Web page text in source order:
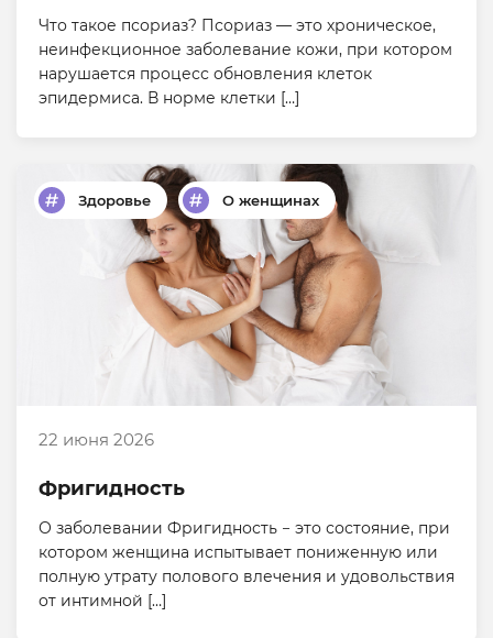
Что такое псориаз? Псориаз — это хроническое,
неинфекционное заболевание кожи, при котором
нарушается процесс обновления клеток
эпидермиса. В норме клетки […]
Здоровье О женщинах
22 июня 2026
Фригидность
О заболевании Фригидность − это состояние, при
котором женщина испытывает пониженную или
полную утрату полового влечения и удовольствия
от интимной […]